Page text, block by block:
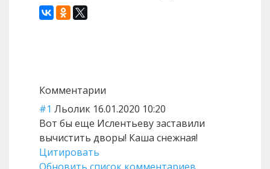
Комментарии
#1 Льолик 16.01.2020 10:20
Вот бы еще Ислентьеву заставили
вычистить дворы! Каша снежная!
Цитировать